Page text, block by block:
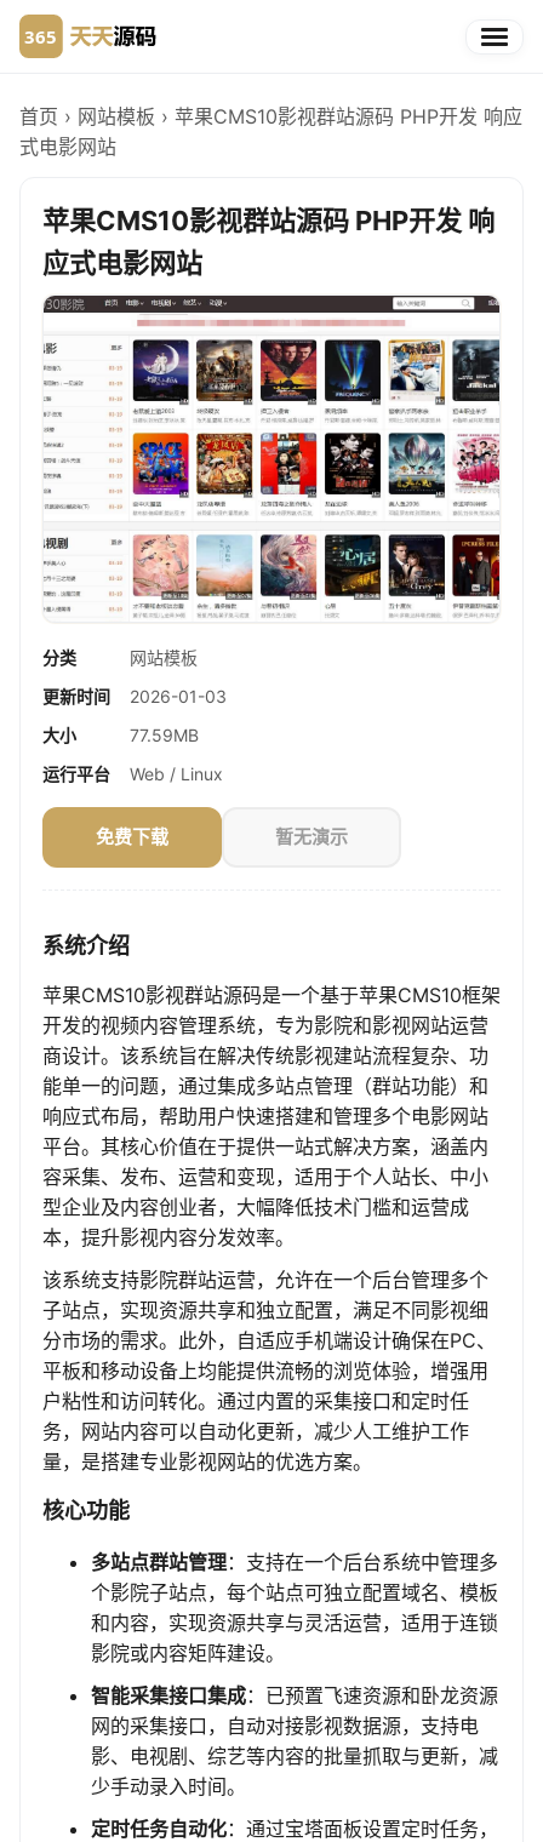
首页 › 网站模板 › 苹果CMS10影视群站源码 PHP开发 响应
式电影网站
苹果CMS10影视群站源码 PHP开发 响
应式电影网站
分类
网站模板
更新时间
2026-01-03
大小
77.59MB
运行平台
Web / Linux
免费下载 暂无演示
系统介绍
苹果CMS10影视群站源码是一个基于苹果CMS10框架
开发的视频内容管理系统，专为影院和影视网站运营
商设计。该系统旨在解决传统影视建站流程复杂、功
能单一的问题，通过集成多站点管理（群站功能）和
响应式布局，帮助用户快速搭建和管理多个电影网站
平台。其核心价值在于提供一站式解决方案，涵盖内
容采集、发布、运营和变现，适用于个人站长、中小
型企业及内容创业者，大幅降低技术门槛和运营成
本，提升影视内容分发效率。
该系统支持影院群站运营，允许在一个后台管理多个
子站点，实现资源共享和独立配置，满足不同影视细
分市场的需求。此外，自适应手机端设计确保在PC、
平板和移动设备上均能提供流畅的浏览体验，增强用
户粘性和访问转化。通过内置的采集接口和定时任
务，网站内容可以自动化更新，减少人工维护工作
量，是搭建专业影视网站的优选方案。
核心功能
多站点群站管理：支持在一个后台系统中管理多
个影院子站点，每个站点可独立配置域名、模板
和内容，实现资源共享与灵活运营，适用于连锁
影院或内容矩阵建设。
智能采集接口集成：已预置飞速资源和卧龙资源
网的采集接口，自动对接影视数据源，支持电
影、电视剧、综艺等内容的批量抓取与更新，减
少手动录入时间。
定时任务自动化：通过宝塔面板设置定时任务，